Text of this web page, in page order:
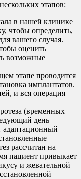
этапов:
в нашей клинике
чтобы определить,
вашего случая.
оценить
возможные
этапе проводится
имплантатов.
и вся операция
(временных
день
адаптационный
рассчитан на
пациент привыкает
и жевательной